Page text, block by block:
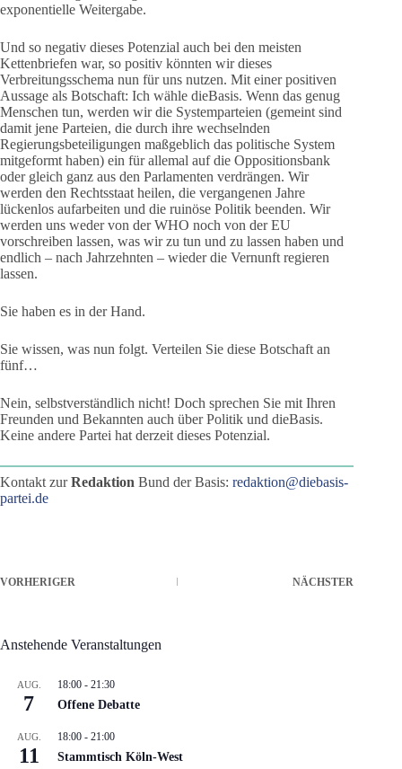
exponentielle Weitergabe.
Und so negativ dieses Potenzial auch bei den meisten
Kettenbriefen war, so positiv könnten wir dieses
Verbreitungsschema nun für uns nutzen. Mit einer positiven
Aussage als Botschaft: Ich wähle dieBasis. Wenn das genug
Menschen tun, werden wir die Systemparteien (gemeint sind
damit jene Parteien, die durch ihre wechselnden
Regierungsbeteiligungen maßgeblich das politische System
mitgeformt haben) ein für allemal auf die Oppositionsbank
oder gleich ganz aus den Parlamenten verdrängen. Wir
werden den Rechtsstaat heilen, die vergangenen Jahre
lückenlos aufarbeiten und die ruinöse Politik beenden. Wir
werden uns weder von der WHO noch von der EU
vorschreiben lassen, was wir zu tun und zu lassen haben und
endlich – nach Jahrzehnten – wieder die Vernunft regieren
lassen.
Sie haben es in der Hand.
Sie wissen, was nun folgt. Verteilen Sie diese Botschaft an
fünf…
Nein, selbstverständlich nicht! Doch sprechen Sie mit Ihren
Freunden und Bekannten auch über Politik und dieBasis.
Keine andere Partei hat derzeit dieses Potenzial.
Kontakt zurRedaktion Bund der Basis: redaktion@diebasis-
partei.de
VORHERIGER NÄCHSTER
Anstehende Veranstaltungen
AUG.
7
18:00 - 21:30
Offene Debatte
AUG.
11
18:00 - 21:00
Stammtisch Köln-West